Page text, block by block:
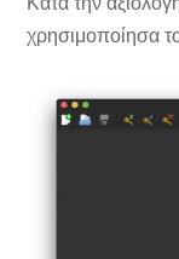
χρησιμοποίησα